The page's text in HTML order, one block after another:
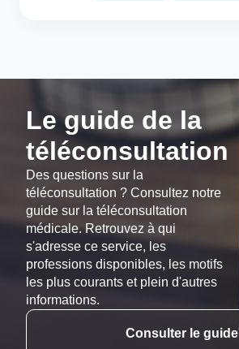
Le guide de la
téléconsultation
Des questions sur la
téléconsultation ? Consultez notre
guide sur la téléconsultation
médicale. Retrouvez à qui
s'adresse ce service, les
professions disponibles, les motifs
les plus courants et plein d'autres
informations.
Consulter le guide